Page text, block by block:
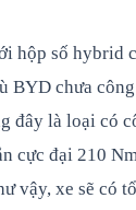
hộp số hybrid
BYD chưa
đây là loại có
cực đại 210
vậy, xe sẽ có